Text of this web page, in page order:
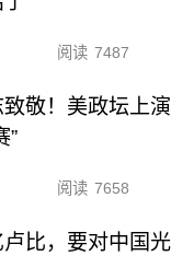
阅读 7487
敬！美政坛上演
”
阅读 7658
比，要对中国光